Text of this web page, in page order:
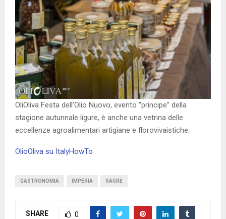
OliOliva Festa dell’Olio Nuovo, evento “principe” della
stagione autunnale ligure, è anche una vetrina delle
eccellenze agroalimentari artigiane e florovivaistiche.
OlioOliva su ItalyHowTo
GASTRONOMIA IMPERIA SAGRE
SHARE 0